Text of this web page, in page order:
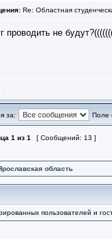
Re: Областная
проводить не
за: Поле
1 из 1 [ Сообщений: 13 ]
область
пользователей и